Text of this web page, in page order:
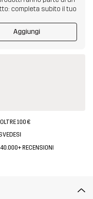
completa subito il tuo
Aggiungi
100 €
RECENSIONI